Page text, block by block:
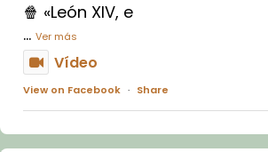
🍿 «León XIV, e
... Ver más
Vídeo
View on Facebook · Share
Arquebisbat de Barcelona